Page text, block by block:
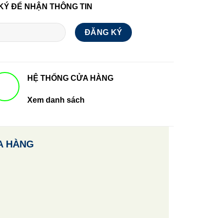
ĐỂ NHẬN THÔNG TIN
HỆ THỐNG CỬA HÀNG
Xem danh sách
HÀNG